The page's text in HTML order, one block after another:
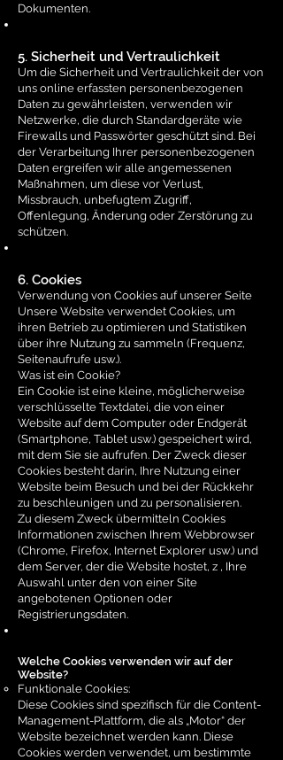
Dokumenten.
5. Sicherheit und Vertraulichkeit
Um die Sicherheit und Vertraulichkeit der von
uns online erfassten personenbezogenen
Daten zu gewährleisten, verwenden wir
Netzwerke, die durch Standardgeräte wie
Firewalls und Passwörter geschützt sind. Bei
der Verarbeitung Ihrer personenbezogenen
Daten ergreifen wir alle angemessenen
Maßnahmen, um diese vor Verlust,
Missbrauch, unbefugtem Zugriff,
Offenlegung, Änderung oder Zerstörung zu
schützen.
6. Cookies
Verwendung von Cookies auf unserer Seite
Unsere Website verwendet Cookies, um
ihren Betrieb zu optimieren und Statistiken
über ihre Nutzung zu sammeln (Frequenz,
Seitenaufrufe usw.).
Was ist ein Cookie?
Ein Cookie ist eine kleine, möglicherweise
verschlüsselte Textdatei, die von einer
Website auf dem Computer oder Endgerät
(Smartphone, Tablet usw.) gespeichert wird,
mit dem Sie sie aufrufen. Der Zweck dieser
Cookies besteht darin, Ihre Nutzung einer
Website beim Besuch und bei der Rückkehr
zu beschleunigen und zu personalisieren.
Zu diesem Zweck übermitteln Cookies
Informationen zwischen Ihrem Webbrowser
(Chrome, Firefox, Internet Explorer usw.) und
dem Server, der die Website hostet, z , Ihre
Auswahl unter den von einer Site
angebotenen Optionen oder
Registrierungsdaten.
Welche Cookies verwenden wir auf der
Website?
Funktionale Cookies:
Diese Cookies sind spezifisch für die Content-
Management-Plattform, die als „Motor“ der
Website bezeichnet werden kann. Diese
Cookies werden verwendet, um bestimmte